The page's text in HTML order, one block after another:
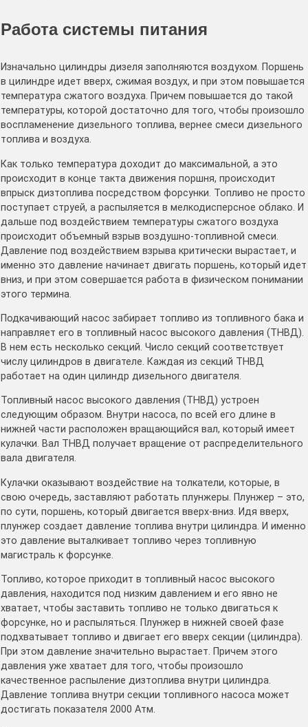
Работа системы питания
Изначально цилиндры дизеля заполняются воздухом. Поршень
в цилиндре идет вверх, сжимая воздух, и при этом повышается
температура сжатого воздуха. Причем повышается до такой
температуры, которой достаточно для того, чтобы произошло
воспламенение дизельного топлива, вернее смеси дизельного
топлива и воздуха.
Как только температура доходит до максимальной, а это
происходит в конце такта движения поршня, происходит
впрыск дизтоплива посредством форсунки. Топливо не просто
поступает струей, а распыляется в мелкодисперсное облако. И
дальше под воздействием температуры сжатого воздуха
происходит объемный взрыв воздушно-топливной смеси.
Давление под воздействием взрыва критически вырастает, и
именно это давление начинает двигать поршень, который идет
вниз, и при этом совершается работа в физическом понимании
этого термина.
Подкачивающий насос забирает топливо из топливного бака и
направляет его в топливный насос высокого давления (ТНВД).
В нем есть несколько секций. Число секций соответствует
числу цилиндров в двигателе. Каждая из секций ТНВД
работает на один цилиндр дизельного двигателя.
Топливный насос высокого давления (ТНВД) устроен
следующим образом. Внутри насоса, по всей его длине в
нижней части расположен вращающийся вал, который имеет
кулачки. Вал ТНВД получает вращение от распределительного
вала двигателя.
Кулачки оказывают воздействие на толкатели, которые, в
свою очередь, заставляют работать плунжеры. Плунжер – это,
по сути, поршень, который двигается вверх-вниз. Идя вверх,
плунжер создает давление топлива внутри цилиндра. И именно
это давление выталкивает топливо через топливную
магистраль к форсунке.
Топливо, которое приходит в топливный насос высокого
давления, находится под низким давлением и его явно не
хватает, чтобы заставить топливо не только двигаться к
форсунке, но и распыляться. Плунжер в нижней своей фазе
подхватывает топливо и двигает его вверх секции (цилиндра).
При этом давление значительно вырастает. Причем этого
давления уже хватает для того, чтобы произошло
качественное распыление дизтоплива внутри цилиндра.
Давление топлива внутри секции топливного насоса может
достигать показателя 2000 Атм.